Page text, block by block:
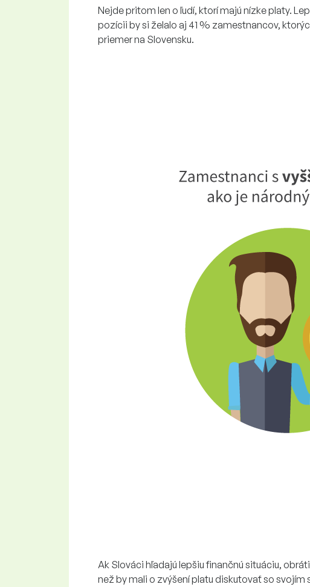
Nejde pritom len o ľudí, ktorí majú nízke platy.
pozícii by si želalo aj 41 % zamestnancov,
priemer na Slovensku.
Ak Slováci hľadajú lepšiu finančnú situáciu,
než by mali o zvýšení platu diskutovať so